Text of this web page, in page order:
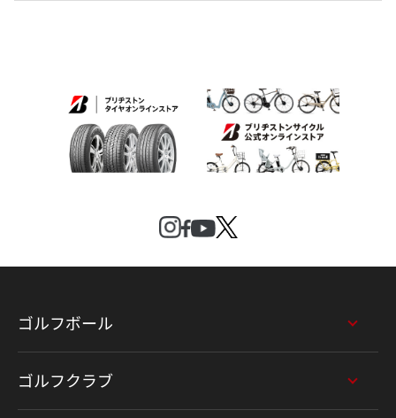
ゴルフボール
ゴルフクラブ